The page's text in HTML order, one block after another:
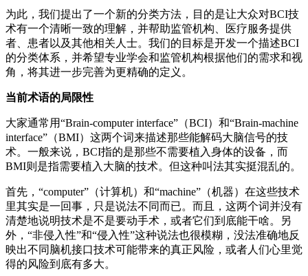
为此，我们提出了一个新的分类方法，目的是让大众对BCI技
术有一个清晰一致的理解，并帮助监管机构、医疗服务提供
者、患者以及其他相关人士。我们的目标是开发一个描述BCI
的分类体系，并希望专业学会和监管机构根据他们的需求和视
角，将其进一步完善为更精确的定义。
当前术语的局限性
大家通常用“Brain-computer interface”（BCI）和“Brain-machine
interface”（BMI）这两个词来描述那些能解码大脑信号的技
术。一般来说，BCI指的是那些不需要植入身体的设备，而
BMI则是指需要植入大脑的技术。但这种叫法其实挺混乱的。
首先，“computer”（计算机）和“machine”（机器）在这些技术
里其实是一回事，只是说法不同而已。而且，这两个词并没有
清楚地说明技术是不是要动手术，或者它们到底能干啥。另
外，“非侵入性”和“侵入性”这种说法也很模糊，没法准确地反
映出不同脑机接口技术可能带来的真正风险，或者人们心里觉
得的风险到底有多大。